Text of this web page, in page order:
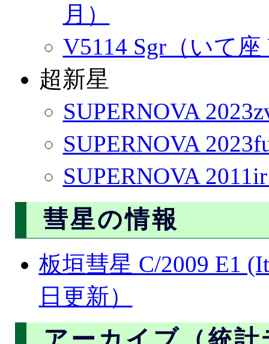
月）
V5114 Sgr（いて
超新星
SUPERNOVA
SUPERNOVA
SUPERNOVA
彗星の情報
板垣彗星 C/2009 E1
日更新）